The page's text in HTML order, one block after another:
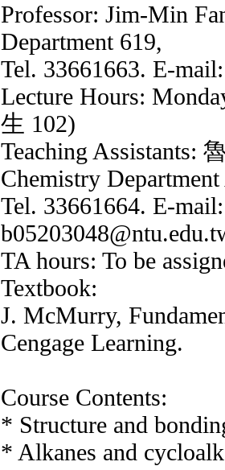
Professor: Jim-Min
Department 619,
Tel. 33661663. E-
Lecture Hours:
生 102)
Teaching Assistants:
Chemistry
Tel. 33661664. E-
TA hours: To be
Textbook:
J. McMurry,
Cengage Learning.
Course Contents:
* Structure and
* Alkanes and